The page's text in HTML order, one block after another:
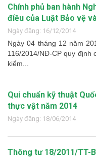
Chính phủ ban hành
điều của Luật Bảo vệ
Ngày đăng: 16/12/2014
Ngày 04 tháng 12 năm
116/2014/NĐ-CP quy định
kiểm...
Qui chuẩn kỹ thuật
thực vật năm 2014
Ngày đăng: 18/06/2014
Thông tư 18/2011/TT-